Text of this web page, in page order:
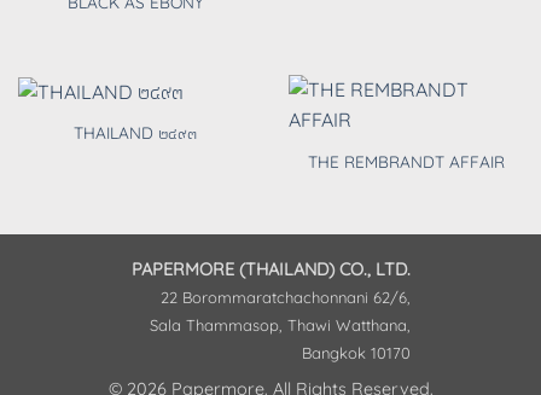
THAILAND ๒๔๙๓
THE REMBRANDT AFFAIR
PAPERMORE (THAILAND) CO., LTD.
22 Borommaratchachonnani 62/6,
Sala Thammasop, Thawi Watthana,
Bangkok 10170
© 2026 Papermore. All Rights Reserved.